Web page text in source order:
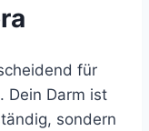
für
Dein Darm ist
sondern